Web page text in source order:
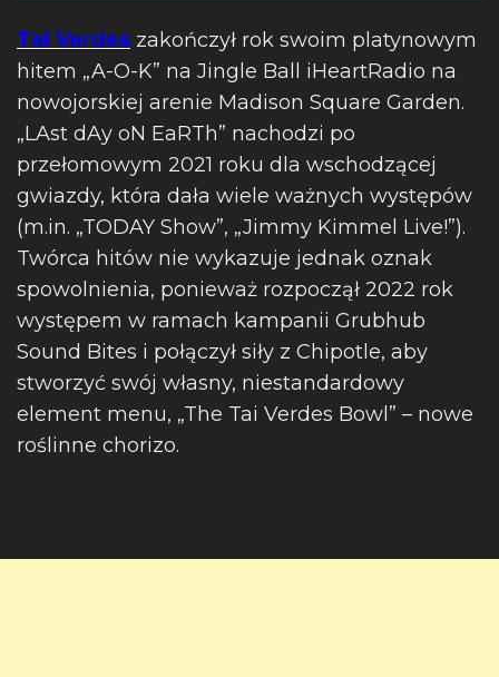
Tai Verdes zakończył rok swoim platynowym
hitem „A-O-K” na Jingle Ball iHeartRadio na
nowojorskiej arenie Madison Square Garden.
„LAst dAy oN EaRTh” nachodzi po
przełomowym 2021 roku dla wschodzącej
gwiazdy, która dała wiele ważnych występów
(m.in. „TODAY Show”, „Jimmy Kimmel Live!”).
Twórca hitów nie wykazuje jednak oznak
spowolnienia, ponieważ rozpoczął 2022 rok
występem w ramach kampanii Grubhub
Sound Bites i połączył siły z Chipotle, aby
stworzyć swój własny, niestandardowy
element menu, „The Tai Verdes Bowl” – nowe
roślinne chorizo.